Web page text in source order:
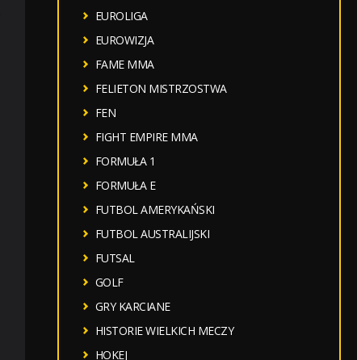
EUROLIGA
EUROWIZJA
FAME MMA
FELIETON MISTRZOSTWA
FEN
FIGHT EMPIRE MMA
FORMUŁA 1
FORMUŁA E
FUTBOL AMERYKAŃSKI
FUTBOL AUSTRALIJSKI
FUTSAL
GOLF
GRY KARCIANE
HISTORIE WIELKICH MECZY
HOKEJ